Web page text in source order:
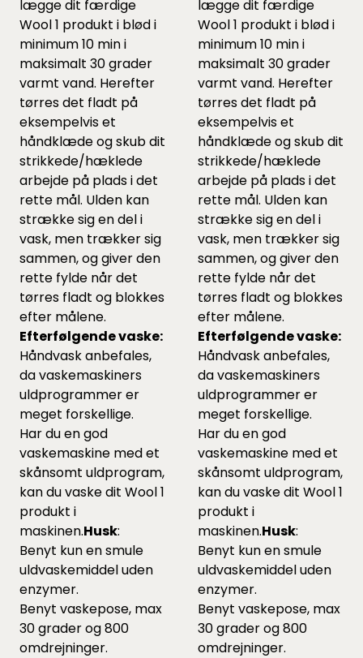
lægge dit færdige
Wool 1 produkt i blød i
minimum 10 min i
maksimalt 30 grader
varmt vand. Herefter
tørres det fladt på
eksempelvis et
håndklæde og skub dit
strikkede/hæklede
arbejde på plads i det
rette mål. Ulden kan
strække sig en del i
vask, men trækker sig
sammen, og giver den
rette fylde når det
tørres fladt og blokkes
efter målene.
Efterfølgende vaske:
Håndvask anbefales,
da vaskemaskiners
uldprogrammer er
meget forskellige.
Har du en god
vaskemaskine med et
skånsomt uldprogram,
kan du vaske dit Wool 1
produkt i
maskinen.Husk:
Benyt kun en smule
uldvaskemiddel uden
enzymer.
Benyt vaskepose, max
30 grader og 800
omdrejninger.
lægge dit færdige
Wool 1 produkt i blød i
minimum 10 min i
maksimalt 30 grader
varmt vand. Herefter
tørres det fladt på
eksempelvis et
håndklæde og skub dit
strikkede/hæklede
arbejde på plads i det
rette mål. Ulden kan
strække sig en del i
vask, men trækker sig
sammen, og giver den
rette fylde når det
tørres fladt og blokkes
efter målene.
Efterfølgende vaske:
Håndvask anbefales,
da vaskemaskiners
uldprogrammer er
meget forskellige.
Har du en god
vaskemaskine med et
skånsomt uldprogram,
kan du vaske dit Wool 1
produkt i
maskinen.Husk:
Benyt kun en smule
uldvaskemiddel uden
enzymer.
Benyt vaskepose, max
30 grader og 800
omdrejninger.